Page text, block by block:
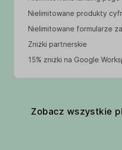
Nielimitowane produkty
Nielimitowane formularze
Zniżki partnerskie
15% zniżki na Google
Zobacz wszystkie